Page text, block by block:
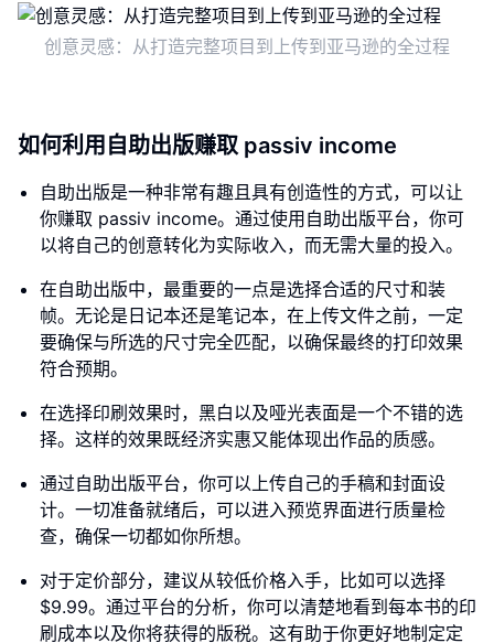
创意灵感：从打造完整项目到上传到亚马逊的全过程
如何利用自助出版赚取 passiv income
自助出版是一种非常有趣且具有创造性的方式，可以让
你赚取 passiv income。通过使用自助出版平台，你可
以将自己的创意转化为实际收入，而无需大量的投入。
在自助出版中，最重要的一点是选择合适的尺寸和装
帧。无论是日记本还是笔记本，在上传文件之前，一定
要确保与所选的尺寸完全匹配，以确保最终的打印效果
符合预期。
在选择印刷效果时，黑白以及哑光表面是一个不错的选
择。这样的效果既经济实惠又能体现出作品的质感。
通过自助出版平台，你可以上传自己的手稿和封面设
计。一切准备就绪后，可以进入预览界面进行质量检
查，确保一切都如你所想。
对于定价部分，建议从较低价格入手，比如可以选择
$9.99。通过平台的分析，你可以清楚地看到每本书的印
刷成本以及你将获得的版税。这有助于你更好地制定定